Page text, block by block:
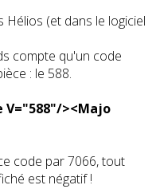
(et dans le logiciel
compte qu'un code
: le 588.
V="588"/><Majo
code par 7066, tout
est négatif !